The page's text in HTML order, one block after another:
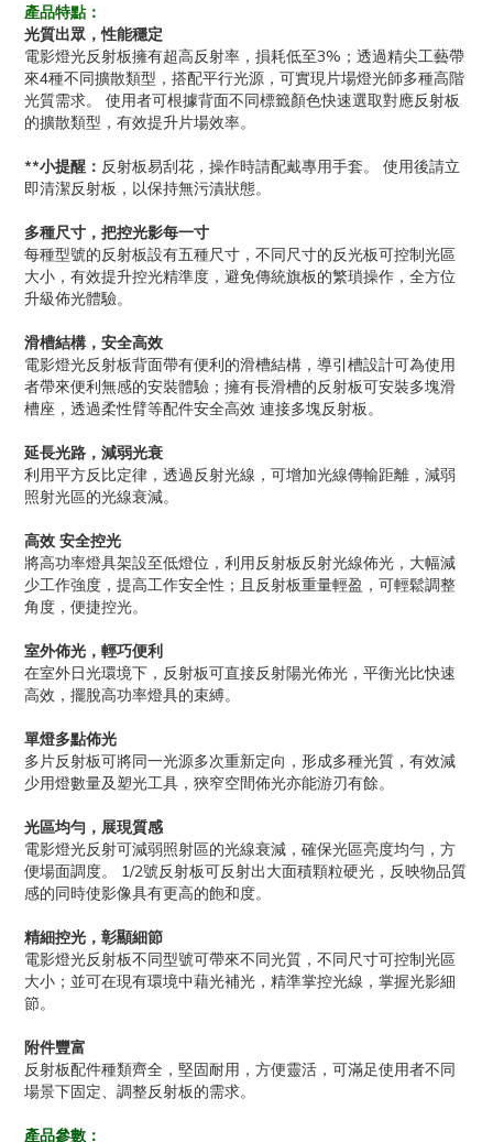
產品特點：
光質出眾，性能穩定
電影燈光反射板擁有超高反射率，損耗低至3%；透過精尖工藝帶
來4種不同擴散類型，搭配平行光源，可實現片場燈光師多種高階
光質需求。 使用者可根據背面不同標籤顏色快速選取對應反射板
的擴散類型，有效提升片場效率。
**小提醒： 反射板易刮花，操作時請配戴專用手套。 使用後請立
即清潔反射板，以保持無污漬狀態。
多種尺寸，把控光影每一寸
每種型號的反射板設有五種尺寸，不同尺寸的反光板可控制光區
大小，有效提升控光精準度，避免傳統旗板的繁瑣操作，全方位
升級佈光體驗。
滑槽結構，安全高效
電影燈光反射板背面帶有便利的滑槽結構，導引槽設計可為使用
者帶來便利無感的安裝體驗；擁有長滑槽的反射板可安裝多塊滑
槽座，透過柔性臂等配件安全高效 連接多塊反射板。
延長光路，減弱光衰
利用平方反比定律，透過反射光線，可增加光線傳輸距離，減弱
照射光區的光線衰減。
高效 安全控光
將高功率燈具架設至低燈位，利用反射板反射光線佈光，大幅減
少工作強度，提高工作安全性；且反射板重量輕盈，可輕鬆調整
角度，便捷控光。
室外佈光，輕巧便利
在室外日光環境下，反射板可直接反射陽光佈光，平衡光比快速
高效，擺脫高功率燈具的束縛。
單燈多點佈光
多片反射板可將同一光源多次重新定向，形成多種光質，有效減
少用燈數量及塑光工具，狹窄空間佈光亦能游刃有餘。
光區均勻，展現質感
電影燈光反射可減弱照射區的光線衰減，確保光區亮度均勻，方
便場面調度。 1/2號反射板可反射出大面積顆粒硬光，反映物品質
感的同時使影像具有更高的飽和度。
精細控光，彰顯細節
電影燈光反射板不同型號可帶來不同光質，不同尺寸可控制光區
大小；並可在現有環境中藉光補光，精準掌控光線，掌握光影細
節。
附件豐富
反射板配件種類齊全，堅固耐用，方便靈活，可滿足使用者不同
場景下固定、調整反射板的需求。
產品參數：